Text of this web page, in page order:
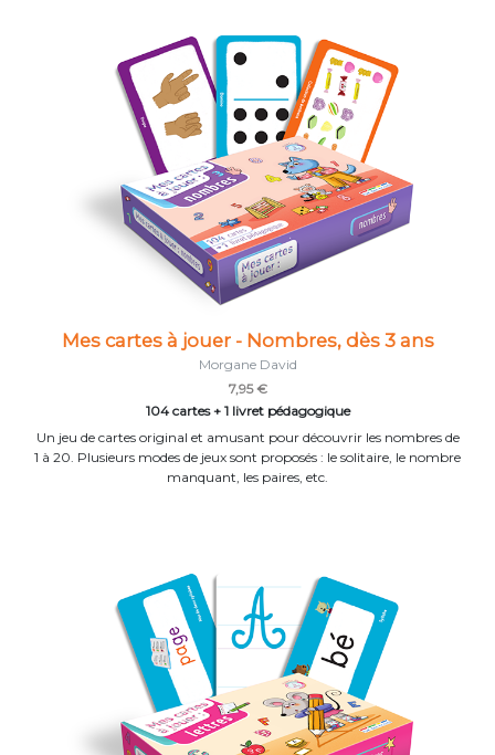
Mes cartes à jouer - Nombres, dès 3 ans
Morgane David
7,95 €
104 cartes + 1 livret pédagogique
Un jeu de cartes original et amusant pour découvrir les nombres de
1 à 20. Plusieurs modes de jeux sont proposés : le solitaire, le nombre
manquant, les paires, etc.